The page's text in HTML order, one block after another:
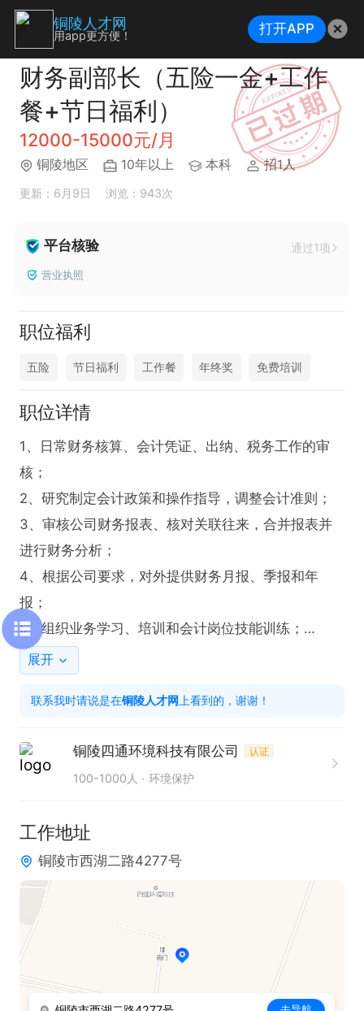
财务副部长（五险一金+工作
餐+节日福利）
12000-15000元/月
铜陵地区 10年以上 本科 招1人
更新：6月9日 浏览：943次
平台核验 通过1项
营业执照
职位福利
五险 节日福利 工作餐 年终奖 免费培训
职位详情
1、日常财务核算、会计凭证、出纳、税务工作的审
核；
2、研究制定会计政策和操作指导，调整会计准则；
3、审核公司财务报表、核对关联往来，合并报表并
进行财务分析；
4、根据公司要求，对外提供财务月报、季报和年
报；
5、组织业务学习、培训和会计岗位技能训练；
6、依据费用管理规定，合理控制费用支出；
险，解决存在问题；
任职资格：
1、本科及以上学历
3、丰富的财务操作及管理知识，并能熟练操作财务
软件；
4、熟悉国家各项财税政策，财务成本管理制度、会
计制度和财经纪律；
5、生产型企业财务工作经验者，十年以上财务管理
工作经验；
展开
联系我时请说是在铜陵人才网 上看到的，谢谢！
铜陵四通环境科技有限公司 认证
100-1000人 环境保护
工作地址
铜陵市西湖二路4277号
铜陵人才网
用app更方便！ 打开APP